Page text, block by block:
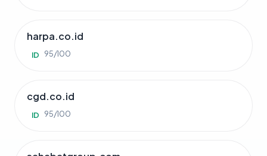
harpa.co.id
ID 95/100
cgd.co.id
ID 95/100